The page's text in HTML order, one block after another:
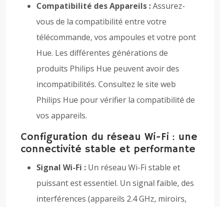
Compatibilité des Appareils :Assurez-
vous de la compatibilité entre votre
télécommande, vos ampoules et votre pont
Hue. Les différentes générations de
produits Philips Hue peuvent avoir des
incompatibilités. Consultez le site web
Philips Hue pour vérifier la compatibilité de
vos appareils.
Configuration du réseau Wi-Fi : une
connectivité stable et performante
Signal Wi-Fi : Un réseau Wi-Fi stable et
puissant est essentiel. Un signal faible, des
interférences (appareils 2.4 GHz, miroirs,